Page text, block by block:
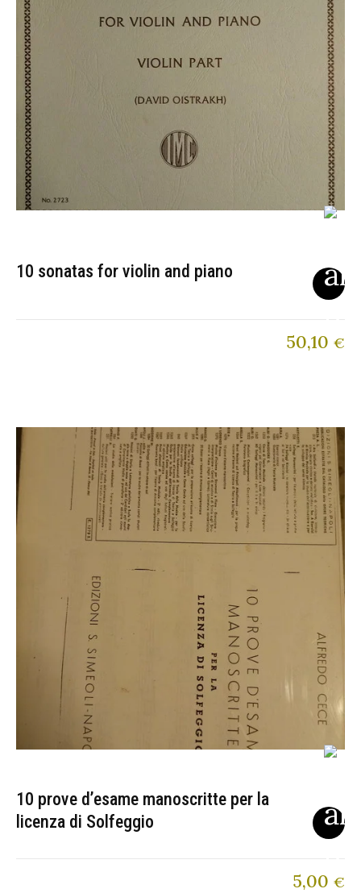
10 sonatas for violin and piano
50,10 €
10 prove d’esame manoscritte per la
licenza di Solfeggio
5,00 €